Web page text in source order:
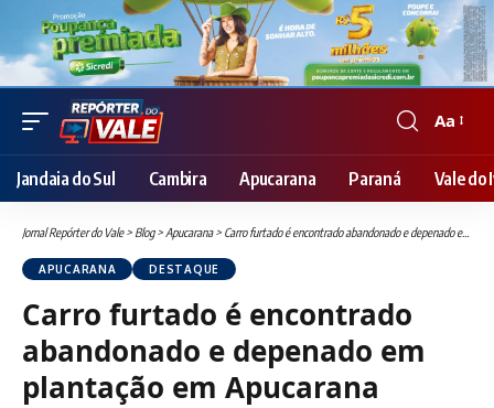
Font
Resizer
Aa
Jandaia do Sul Cambira Apucarana Paraná Vale do
Jornal Repórter do Vale> Blog>Apucarana> Carro furtado é encontrado abandonado e depenado em plantação em Apucarana
APUCARANA DESTAQUE
Carro furtado é encontrado
abandonado e depenado em
plantação em Apucarana